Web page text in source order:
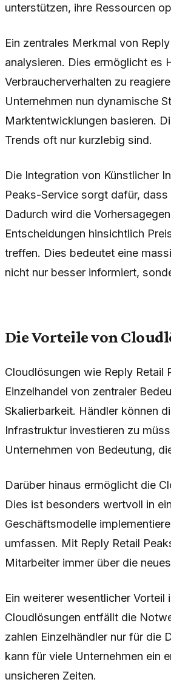
unterstützen, ihre Ressourcen
Ein zentrales Merkmal von
analysieren. Dies ermöglicht es
Verbraucherverhalten zu
Unternehmen nun dynamische
Marktentwicklungen basieren.
Trends oft nur kurzlebig sind.
Die Integration von Künstlicher
Peaks-Service sorgt dafür,
Dadurch wird die
Entscheidungen hinsichtlich
treffen. Dies bedeutet eine
nicht nur besser informiert,
Die Vorteile von
Cloudlösungen wie Reply Retail
Einzelhandel von zentraler
Skalierbarkeit. Händler können
Infrastruktur investieren zu
Unternehmen von Bedeutung,
Darüber hinaus ermöglicht die
Dies ist besonders wertvoll in
Geschäftsmodelle
umfassen. Mit Reply Retail
Mitarbeiter immer über die
Ein weiterer wesentlicher
Cloudlösungen entfällt die
zahlen Einzelhändler nur für die
kann für viele Unternehmen ein
unsicheren Zeiten.